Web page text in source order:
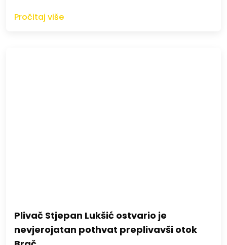
Pročitaj više
Plivač Stjepan Lukšić ostvario je
nevjerojatan pothvat preplivavši otok